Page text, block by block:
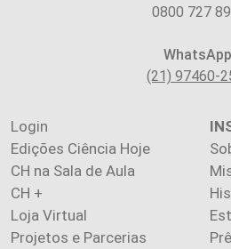
0800 727
(21) 97460-
Login
Edições Ciência Hoje
CH na Sala de Aula
CH +
Loja Virtual
Projetos e Parcerias